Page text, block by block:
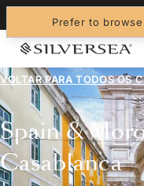
Prefer to
VOLTAR PARA TODOS OS
Spain &
Casablanca